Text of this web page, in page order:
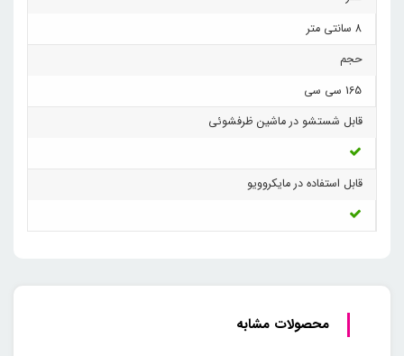
8 سانتی متر
حجم
165 سی سی
قابل شستشو در ماشین ظرفشوئی
قابل استفاده در مایکروویو
محصولات مشابه